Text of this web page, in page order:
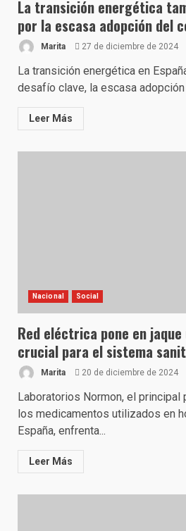
La transición energética
por la escasa adopción del
Marita 27 de diciembre de 2024
La transición energética en
desafío clave, la escasa
Leer Más
Nacional Social
Red eléctrica pone en
crucial para el sistema
Marita 20 de diciembre de 2024
Laboratorios Normon, el principal
los medicamentos utilizados en
España, enfrenta...
Leer Más